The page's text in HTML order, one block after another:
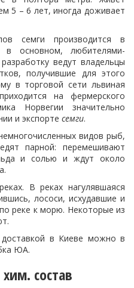
5 – 6 лет, иногда доживает
семги производится в
в основном, любителями-
ведут владельцы
получившие для этого
в торговой сети львиная
на фермерского
Норвегии значительно
и экспорте семги.
видов рыб,
парной: перемешивают
и солью и ждут около
В реках нагулявшаяся
лососи, исхудавшие и
реке к морю. Некоторые из
в Киеве можно в
ЮА.
состав